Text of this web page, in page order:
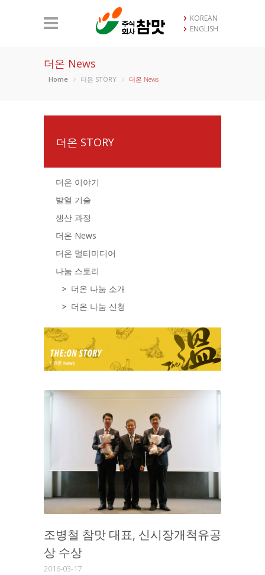
KOREAN
ENGLISH
더온 News
Home 더온 STORY 더온 News
더온 STORY
더온 이야기
발열 기술
생산 과정
더온 News
더온 멀티미디어
나눔 스토리
더온 나눔 소개
더온 나눔 신청
조병철 참맛 대표, 신시장개척유공
상 수상
2016-03-17